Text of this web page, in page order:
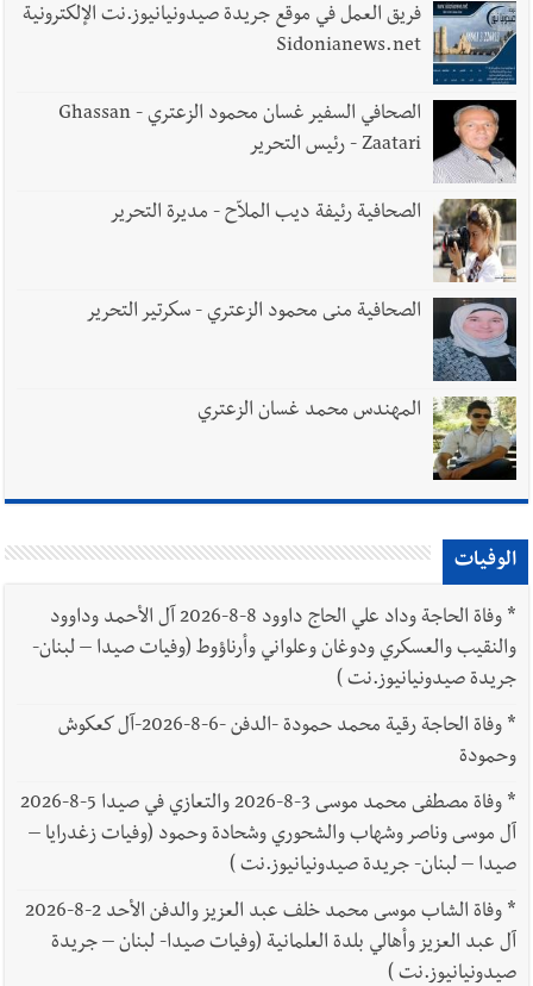
فريق العمل في موقع جريدة صيدونيانيوز.نت الإلكترونية
Sidonianews.net
الصحافي السفير غسان محمود الزعتري - Ghassan
Zaatari - رئيس التحرير
الصحافية رئيفة ديب الملاّح - مديرة التحرير
الصحافية منى محمود الزعتري - سكرتير التحرير
المهندس محمد غسان الزعتري
الوفيات
*
وفاة الحاجة وداد علي الحاج داوود 8-8-2026 آل الأحمد وداوود
والنقيب والعسكري ودوغان وعلواني وأرناؤوط (وفيات صيدا – لبنان-
جريدة صيدونيانيوز.نت )
*
وفاة الحاجة رقية محمد حمودة -الدفن -6-8-2026-آل كعكوش
وحمودة
*
وفاة مصطفى محمد موسى 3-8-2026 والتعازي في صيدا 5-8-2026
آل موسى وناصر وشهاب والشحوري وشحادة وحمود (وفيات زغدرايا –
صيدا – لبنان- جريدة صيدونيانيوز.نت )
*
وفاة الشاب موسى محمد خلف عبد العزيز والدفن الأحد 2-8-2026
آل عبد العزيز وأهالي بلدة العلمانية (وفيات صيدا- لبنان – جريدة
صيدونيانيوز.نت )